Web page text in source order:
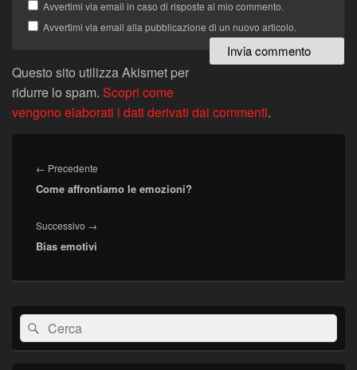
Avvertimi via email in caso di risposte al mio commento.
Avvertimi via email alla pubblicazione di un nuovo articolo.
Questo sito utilizza Akismet per
ridurre lo spam. Scopri come
vengono elaborati i dati derivati dai commenti.
articoli
← Precedente
precedente:
Come affrontiamo le emozioni?
Successivo →
Bias emotivi
Area
widget
barra
laterale
Cerca:Cerca